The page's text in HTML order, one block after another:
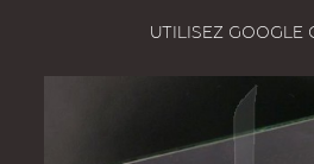
UTILISEZ GOOGLE